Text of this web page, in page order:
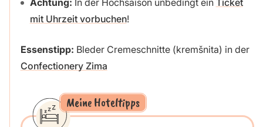
mit Uhrzeit vorbuchen!
Essenstipp: Bleder Cremeschnitte (kremšnita) in der
Confectionery Zima
Meine Hoteltipps